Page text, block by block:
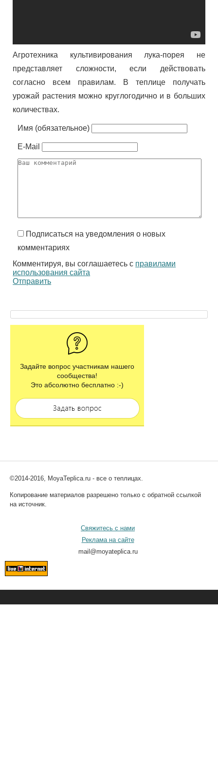
Агротехника культивирования лука-порея не
представляет сложности, если действовать
согласно всем правилам. В теплице получать
урожай растения можно круглогодично и в больших
количествах.
Имя (обязательное)
E-Mail
Подписаться на уведомления о новых
комментариях
Комментируя, вы соглашаетесь с правилами
использования сайта
Отправить
Задайте вопрос участникам нашего
сообщества!
Это абсолютно бесплатно :-)
©2014-2016, MoyaTeplica.ru - все о теплицах.
Копирование материалов разрешено только с обратной ссылкой
на источник.
Свяжитесь с нами
Реклама на сайте
mail@moyateplica.ru